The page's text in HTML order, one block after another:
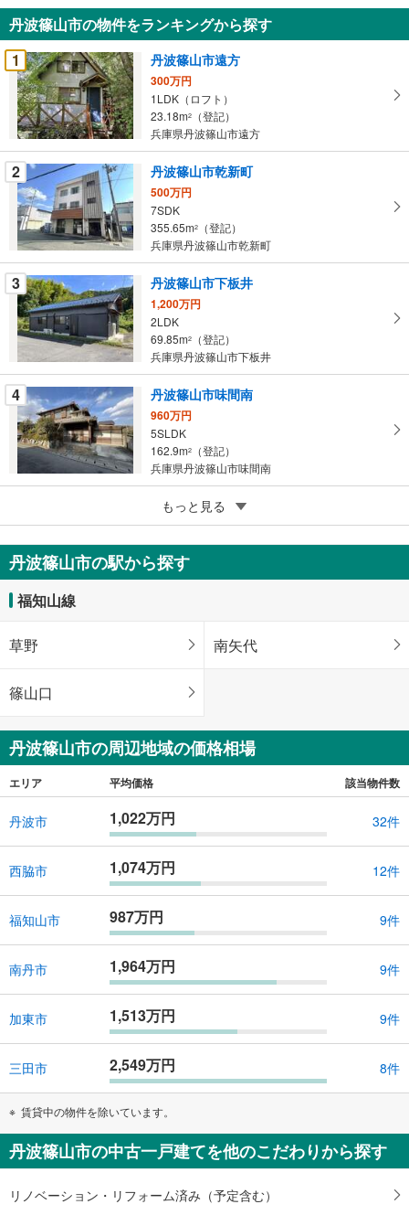
知
を
受
け
取
る
・
条
件
を
マ
イ
ペ
ー
ジ
に
保
す
る
丹波篠山市の物件をランキングから探す
1
丹波篠山市遠方
300万円
1LDK（ロフト）
23.18m2
（登記）
兵庫県丹波篠山市遠方
2 丹波篠山市乾新町
500万円
7SDK
355.65m2
（登記）
兵庫県丹波篠山市乾新町
3 丹波篠山市下板井
1,200万円
2LDK
69.85m2
（登記）
兵庫県丹波篠山市下板井
4 丹波篠山市味間南
960万円
5SLDK
162.9m2
（登記）
兵庫県丹波篠山市味間南
成約でもらえる
丹波篠山市八上内
250万円
6DK
127.61m （登記）
もっと見る
丹波篠山市の駅から探す
福知山線
草野 南矢代
篠山口
丹波篠山市の周辺地域の価格相場
エリア 平均価格 該当物件数
丹波市 1,022万円 32件
西脇市 1,074万円 12件
福知山市 987万円 9件
南丹市 1,964万円 9件
加東市 1,513万円 9件
三田市 2,549万円 8件
賃貸中の物件を除いています。
丹波篠山市の中古一戸建てを他のこだわりから探す
リノベーション・リフォーム済み（予定含む）